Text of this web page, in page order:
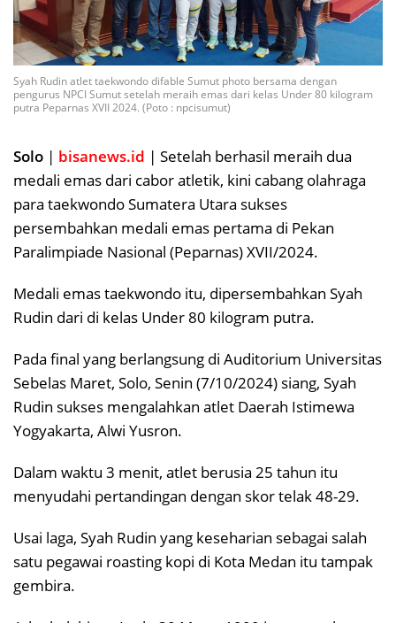
Syah Rudin atlet taekwondo difable Sumut photo bersama dengan
pengurus NPCI Sumut setelah meraih emas dari kelas Under 80 kilogram
putra Peparnas XVII 2024. (Poto : npcisumut)
Solo | bisanews.id | Setelah berhasil meraih dua
medali emas dari cabor atletik, kini cabang olahraga
para taekwondo Sumatera Utara sukses
persembahkan medali emas pertama di Pekan
Paralimpiade Nasional (Peparnas) XVII/2024.
Medali emas taekwondo itu, dipersembahkan Syah
Rudin dari di kelas Under 80 kilogram putra.
Pada final yang berlangsung di Auditorium Universitas
Sebelas Maret, Solo, Senin (7/10/2024) siang, Syah
Rudin sukses mengalahkan atlet Daerah Istimewa
Yogyakarta, Alwi Yusron.
Dalam waktu 3 menit, atlet berusia 25 tahun itu
menyudahi pertandingan dengan skor telak 48-29.
Usai laga, Syah Rudin yang keseharian sebagai salah
satu pegawai roasting kopi di Kota Medan itu tampak
gembira.